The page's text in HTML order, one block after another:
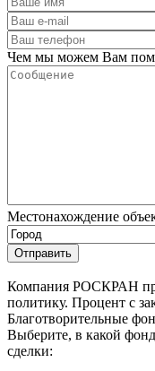
Чем мы можем Вам
Местонахождение
Компания РОСКРАН
политику. Процент с
Благотворительные
Выберите, в какой
сделки: